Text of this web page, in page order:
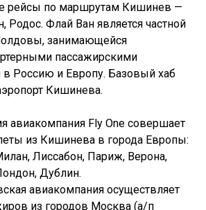
рейсы по маршрутам Кишинев —
Родос. Флай Ван является частной
занимающейся
пассажирскими
Россию и Европу. Базовый хаб
Кишинева.
авиакомпания Fly One совершает
из Кишинева в города Европы:
Лиссабон, Париж, Верона,
Дублин.
авиакомпания осуществляет
из городов Москва (а/п